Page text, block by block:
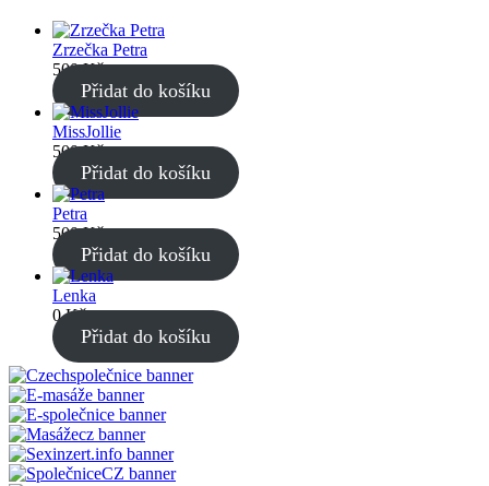
Zrzečka Petra
500Kč
Přidat do košíku
MissJollie
500Kč
Přidat do košíku
Petra
500Kč
Přidat do košíku
Lenka
0Kč
Přidat do košíku